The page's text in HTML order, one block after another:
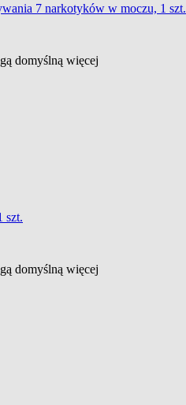
7 narkotyków w moczu, 1 szt.
domyślną więcej
szt.
domyślną więcej